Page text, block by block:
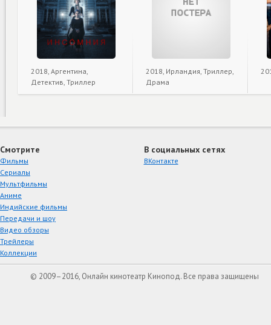
2018, Аргентина,
Детектив, Триллер
2018, Ирландия, Триллер,
Драма
Смотрите
Фильмы
Сериалы
Мультфильмы
Аниме
Индийские фильмы
Передачи и шоу
Видео обзоры
Трейлеры
Коллекции
В социальных сетях
ВКонтакте
© 2009–2016, Онлайн кинотеатр Кинопод. Все права защищены